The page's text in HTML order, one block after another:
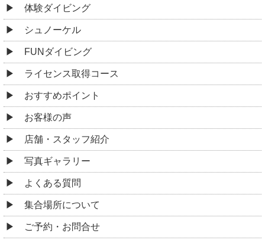
体験ダイビング
シュノーケル
FUNダイビング
ライセンス取得コース
おすすめポイント
お客様の声
店舗・スタッフ紹介
写真ギャラリー
よくある質問
集合場所について
ご予約・お問合せ